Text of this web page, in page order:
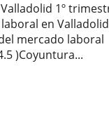
1º
en Valladolid
mercado laboral
)Coyuntura...